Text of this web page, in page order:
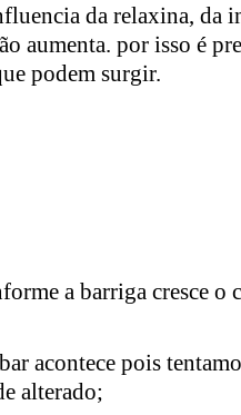
da relaxina, da
aumenta. por isso é
podem surgir.
a barriga cresce o
acontece pois
alterado;